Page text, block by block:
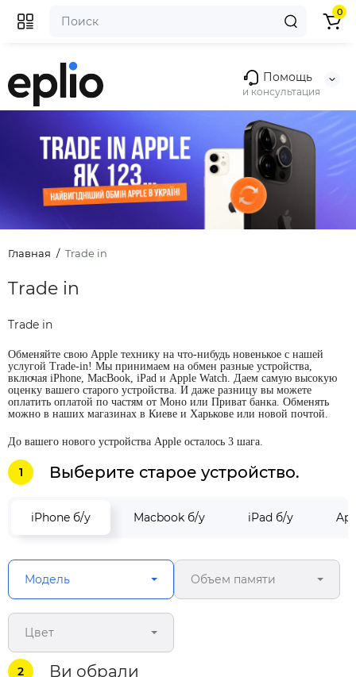
Помощь
и консультация
0
Главная Trade in
Trade in
Trade in
Обменяйте свою Apple технику на что-нибудь новенькое с нашей
услугой Trade-in! Мы принимаем на обмен разные устройства,
включая iPhone, MacBook, iPad и Apple Watch. Даем самую высокую
оценку вашего старого устройства. И даже разницу вы можете
оплатить оплатой по частям от Моно или Приват банка. Обменять
можно в наших магазинах в Киеве и Харькове или новой почтой.
До вашего нового устройства Apple осталось 3 шага.
1 Выберите старое устройство.
iPhone б/у Macbook б/у iPad б/у
Модель Объем памяти
Цвет
2 Ви обрали